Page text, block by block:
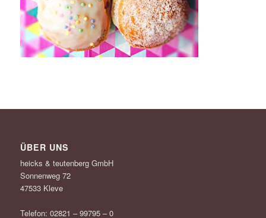
ÜBER UNS
heicks & teutenberg GmbH
Sonnenweg 72
47533 Kleve
Telefon: 02821 – 99795 – 0